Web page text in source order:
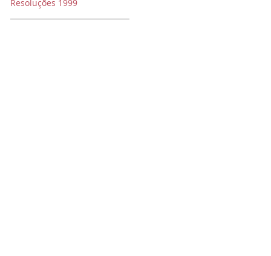
Resoluções 1999